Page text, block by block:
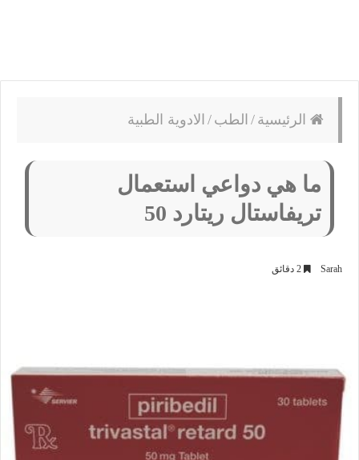
الرئيسية / الطب / الادوية الطبية
ما هي دواعي استعمال
تريفاستال ريتارد 50
Sarah